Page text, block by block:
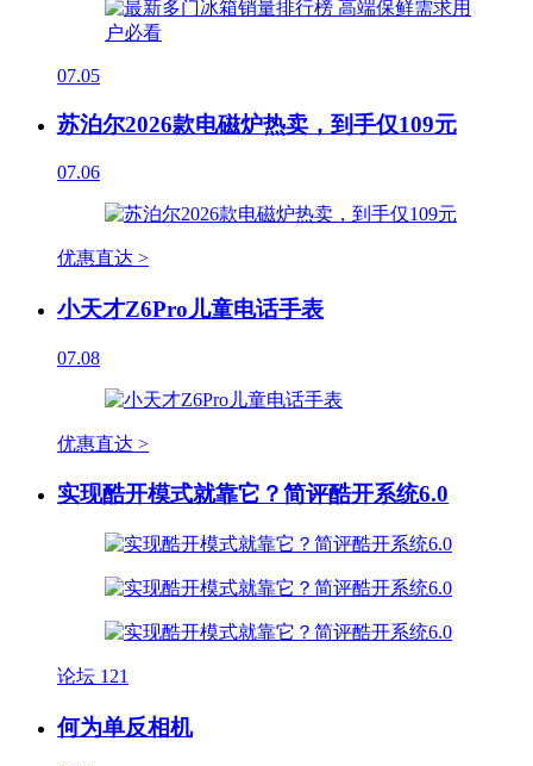
07.05
苏泊尔2026款电磁炉热卖，到手仅109元
07.06
优惠直达 >
小天才Z6Pro儿童电话手表
07.08
优惠直达 >
实现酷开模式就靠它？简评酷开系统6.0
论坛 121
何为单反相机